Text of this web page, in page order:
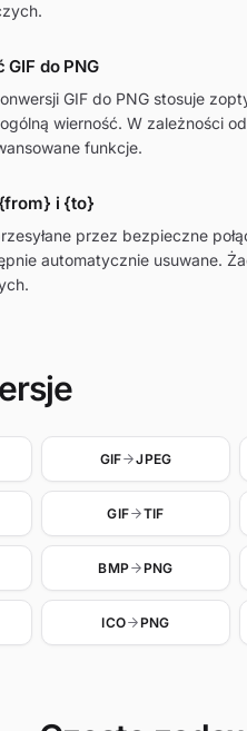
do PNG
GIF do PNG stosuje
wierność. W zależności
funkcje.
i {to}
przez bezpieczne
automatycznie usuwane.
GIF JPEG
GIF TIF
BMP PNG
ICO PNG